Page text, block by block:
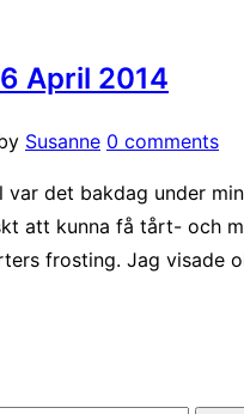
April 2014
Susanne 0 comments
var det bakdag under
att kunna få tårt- och
frosting. Jag visade